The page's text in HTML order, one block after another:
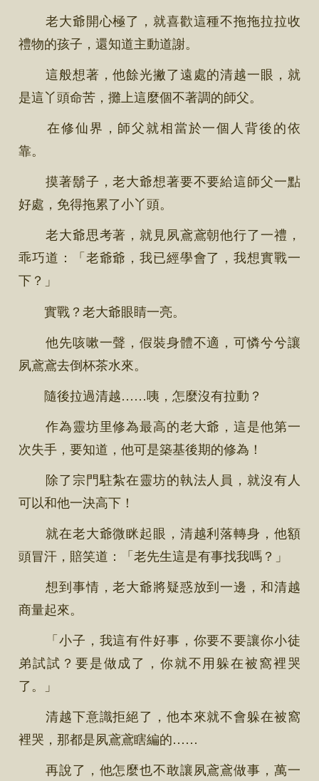
老大爺開心極了，就喜歡這種不拖拖拉拉收
禮物的孩子，還知道主動道謝。
這般想著，他餘光撇了遠處的清越一眼，就
是這丫頭命苦，攤上這麼個不著調的師父。
在修仙界，師父就相當於一個人背後的依
靠。
摸著鬍子，老大爺想著要不要給這師父一點
好處，免得拖累了小丫頭。
老大爺思考著，就見夙鳶鳶朝他行了一禮，
乖巧道：「老爺爺，我已經學會了，我想實戰一
下？」
實戰？老大爺眼睛一亮。
他先咳嗽一聲，假裝身體不適，可憐兮兮讓
夙鳶鳶去倒杯茶水來。
隨後拉過清越……咦，怎麼沒有拉動？
作為靈坊里修為最高的老大爺，這是他第一
次失手，要知道，他可是築基後期的修為！
除了宗門駐紮在靈坊的執法人員，就沒有人
可以和他一決高下！
就在老大爺微眯起眼，清越利落轉身，他額
頭冒汗，賠笑道：「老先生這是有事找我嗎？」
想到事情，老大爺將疑惑放到一邊，和清越
商量起來。
「小子，我這有件好事，你要不要讓你小徒
弟試試？要是做成了，你就不用躲在被窩裡哭
了。」
清越下意識拒絕了，他本來就不會躲在被窩
裡哭，那都是夙鳶鳶瞎編的……
再說了，他怎麼也不敢讓夙鳶鳶做事，萬一